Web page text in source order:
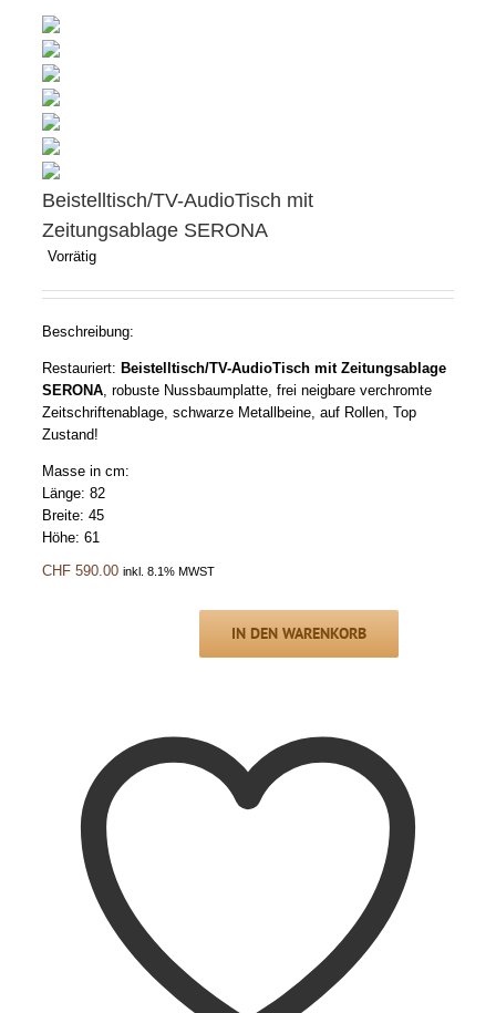
Beistelltisch/TV-AudioTisch mit
Zeitungsablage SERONA
Vorrätig
Beschreibung:
Restauriert: Beistelltisch/TV-AudioTisch mit Zeitungsablage
SERONA , robuste Nussbaumplatte, frei neigbare verchromte
Zeitschriftenablage, schwarze Metallbeine, auf Rollen, Top
Zustand!
Masse in cm:
Länge: 82
Breite: 45
Höhe: 61
CHF 590.00 inkl. 8.1% MWST
IN DEN WARENKORB